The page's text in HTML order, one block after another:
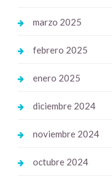
marzo 2025
febrero 2025
enero 2025
diciembre 2024
noviembre 2024
octubre 2024